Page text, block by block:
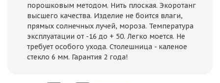
порошковым методом. Нить плоская. Экоротанг
высшего качества. Изделие не боится влаги,
прямых солнечных лучей, мороза. Температура
эксплуатации от -16 до + 50. Легко моется. Не
требует особого ухода. Столешница - каленое
стекло 6 мм. Гарантия 2 года!